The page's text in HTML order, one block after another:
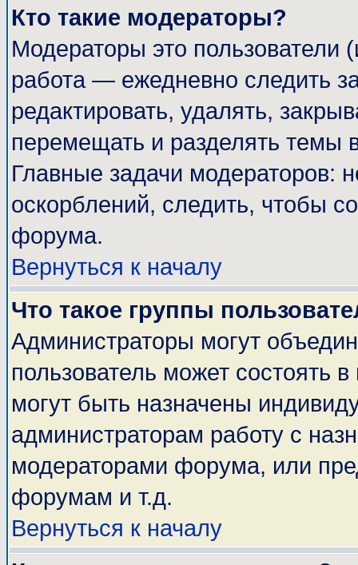
Кто такие модераторы?
Модераторы это пользователи
работа — ежедневно следить
редактировать, удалять,
перемещать и разделять темы
Главные задачи модераторов:
оскорблений, следить, чтобы
форума.
Вернуться к началу
Что такое группы
Администраторы могут
пользователь может состоять
могут быть назначены
администраторам работу с
модераторами форума, или
форумам и т.д.
Вернуться к началу